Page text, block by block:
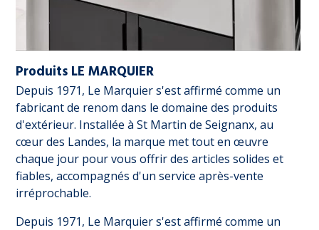
Produits LE MARQUIER
Depuis 1971, Le Marquier s'est affirmé comme un
fabricant de renom dans le domaine des produits
d'extérieur. Installée à St Martin de Seignanx, au
cœur des Landes, la marque met tout en œuvre
chaque jour pour vous offrir des articles solides et
fiables, accompagnés d'un service après-vente
irréprochable.
Depuis 1971, Le Marquier s'est affirmé comme un